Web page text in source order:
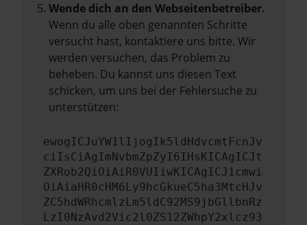
Wende dich an den Webseitenbetreiber.
Wenn du alle oben genannten Schritte
versucht hast, kontaktiere uns bitte. Wir
werden versuchen, das Problem zu
beheben. Du kannst uns diesen Text
schicken, um uns bei der Fehlersuche zu
unterstützen:
ewogICJuYW1lIjogIk5ldHdvcmtFcnJv
ciIsCiAgImNvbmZpZyI6IHsKICAgICJt
ZXRob2QiOiAiR0VUIiwKICAgICJ1cmwi
OiAiaHR0cHM6Ly9hcGkueC5ha3MtcHJv
ZC5hdWRhcmlzLm5ldC92MS9jbGllbnRz
LzI0NzAvd2Vic2l0ZS12ZWhpY2xlcz93